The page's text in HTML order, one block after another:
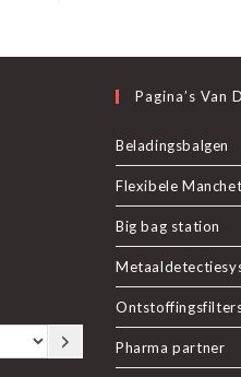
Pagina’s Van
Beladingsbalgen
Flexibele
Big bag station
Pharma partner